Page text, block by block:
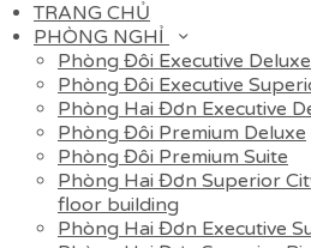
TRANG CHỦ
PHÒNG NGHỈ
Phòng Đôi Executive
Phòng Đôi Executive
Phòng Hai Đơn Executive
Phòng Đôi Premium Deluxe
Phòng Đôi Premium Suite
Phòng Hai Đơn Superior
floor building
Phòng Hai Đơn Executive